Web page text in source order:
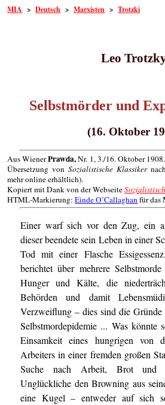
MIA >Deutsch >Marxisten >Trotzki
Leo
Selbstmörder und
(16. Oktober
Aus WienerPrawda,Nr. 1, 3./16. Oktober 1908.
Übersetzung von Sozialistische Klassiker
mehr online erhältlich).
Kopiert mit Dank von der Webseite
HTML-Markierung:Einde O’Callaghan für das
Einer warf sich vor den Zug, ein
dieser beendete sein Leben in einer
Tod mit einer Flasche
berichtet über mehrere
Hunger und Kälte, die
Behörden und damit
Verzweiflung – dies sind die Gründe
Selbstmordepidemie ... Was könnte
Einsamkeit eines hungrigen von
Arbeiters in einer fremden großen
Suche nach Arbeit, Brot und
Unglückliche den Browning aus
eine Kugel – entweder auf sich